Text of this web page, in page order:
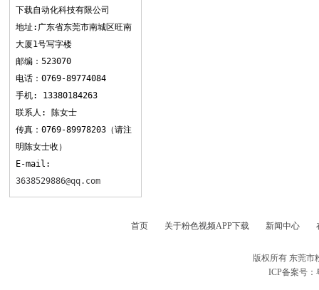
下载自动化科技有限公司
地址:广东省东莞市南城区旺南
大厦1号写字楼
邮编：523070
电话：0769-89774084
手机: 13380184263
联系人: 陈女士
传真：0769-89978203（请注
明陈女士收）
E-mail:
3638529886@qq.com
首页 关于粉色视频APP下载 新闻中心
版权所有 东莞市
ICP备案号：